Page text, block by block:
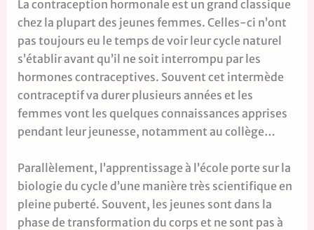
La contraception hormonale est un grand classique
chez la plupart des jeunes femmes. Celles-ci n’ont
pas toujours eu le temps de voir leur cycle naturel
s’établir avant qu’il ne soit interrompu par les
hormones contraceptives. Souvent cet intermède
contraceptif va durer plusieurs années et les
femmes vont les quelques connaissances apprises
pendant leur jeunesse, notamment au collège…
Parallèlement, l’apprentissage à l’école porte sur la
biologie du cycle d’une manière très scientifique en
pleine puberté. Souvent, les jeunes sont dans la
phase de transformation du corps et ne sont pas à